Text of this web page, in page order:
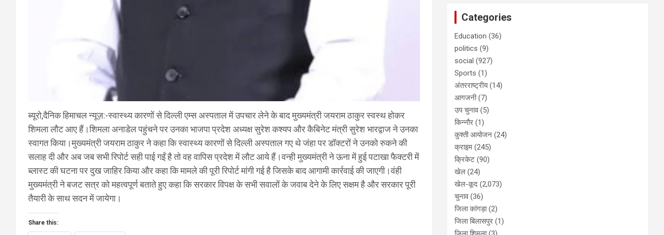
ब्यूरो,दैनिक हिमाचल न्यूज़:-स्वास्थ्य कारणों से दिल्ली एम्स अस्पताल में उपचार लेने के बाद मुख्यमंत्री जयराम ठाकुर स्वस्थ होकर
शिमला लौट आए हैं।शिमला अनाडेल पहुंचने पर उनका भाजपा प्रदेश अध्यक्ष सुरेश कश्यप और कैबिनेट मंत्री सुरेश भारद्वाज ने उनका
स्वागत किया।मुख्यमंत्री जयराम ठाकुर ने कहा कि स्वास्थ्य कारणों से दिल्ली अस्पताल गए थे जंहा पर डॉक्टरों ने उनको रुकने की
सलाह दी और अब जब सभी रिपोर्ट सही पाई गईं है तो वह वापिस प्रदेश में लौट आये हैं।वन्ही मुख्यमंत्री ने ऊना में हुई पटाखा फैक्टरी में
ब्लास्ट की घटना पर दुख जाहिर किया और कहा कि मामले की पूरी रिपोर्ट मांगी गई है जिसके बाद आगामी कार्रवाई की जाएगी।वंही
मुख्यमंत्री ने बजट सत्र को महत्वपूर्ण बताते हुए कहा कि सरकार विपक्ष के सभी सवालों के जवाब देने के लिए सक्षम है और सरकार पूरी
तैयारी के साथ सदन में जायेगा।
Share this:
Categories
Education (36)
politics (9)
social (927)
Sports (1)
अंतरराष्ट्रीय(14)
आगजनी(7)
उप चुनाव(5)
किन्नौर (1)
कुश्ती आयोजन (24)
क्राइम (245)
क्रिकेट (90)
खेल (24)
खेल-कूद (2,073)
चुनाव(36)
जिला कांगड़ा(2)
जिला बिलासपुर (1)